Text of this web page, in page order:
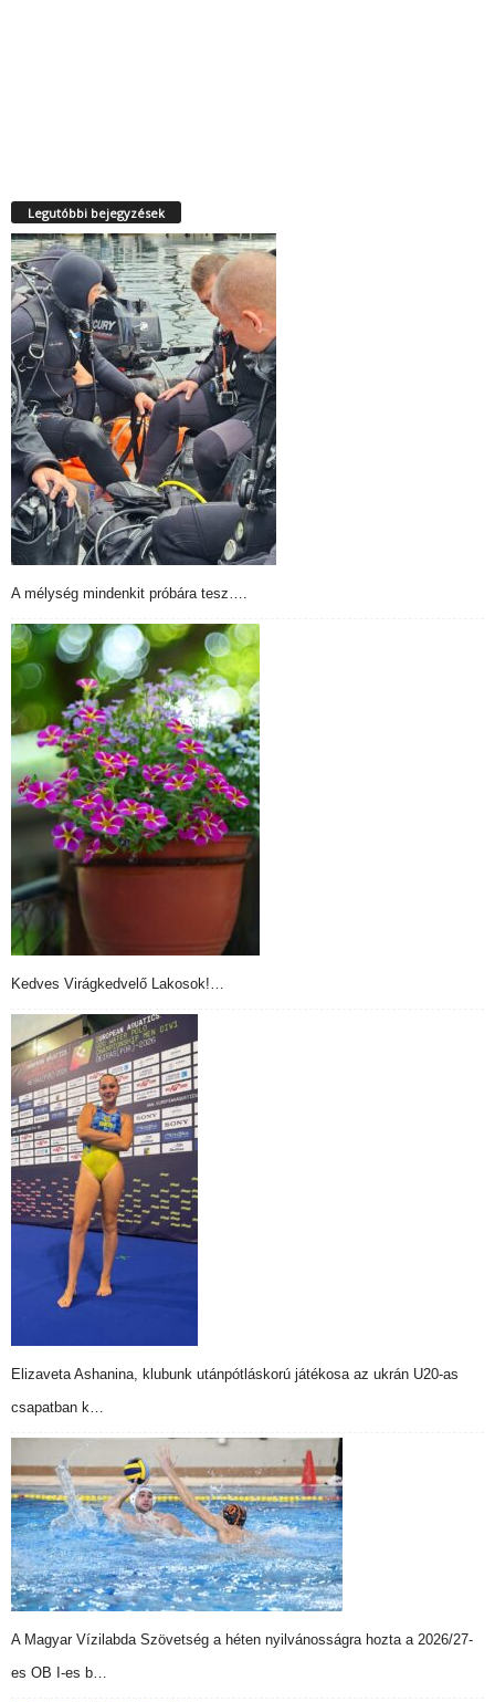
Legutóbbi bejegyzések
A mélység mindenkit próbára tesz….
Kedves Virágkedvelő Lakosok!…
Elizaveta Ashanina, klubunk utánpótláskorú játékosa az ukrán U20-as
csapatban k…
A Magyar Vízilabda Szövetség a héten nyilvánosságra hozta a 2026/27-
es OB I-es b…